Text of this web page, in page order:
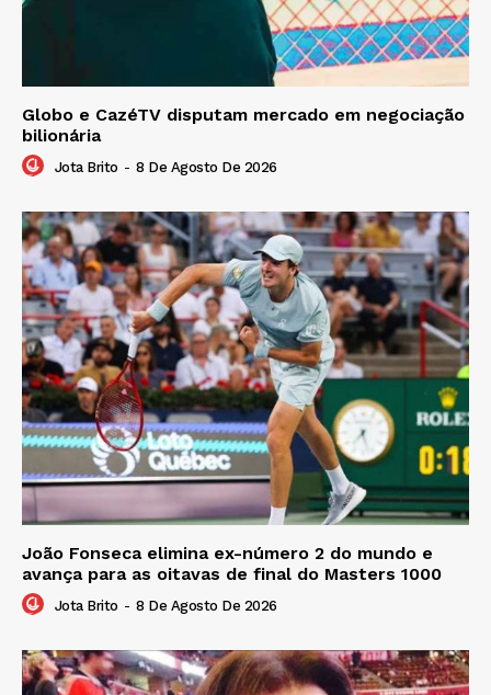
Globo e CazéTV disputam mercado em negociação
bilionária
Jota Brito - 8 De Agosto De 2026
João Fonseca elimina ex-número 2 do mundo e
avança para as oitavas de final do Masters 1000
Jota Brito - 8 De Agosto De 2026